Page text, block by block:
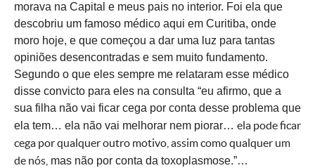
morava na Capital e meus pais no interior. Foi ela que
descobriu um famoso médico aqui em Curitiba, onde
moro hoje, e que começou a dar uma luz para tantas
opiniões desencontradas e sem muito fundamento.
Segundo o que eles sempre me relataram esse médico
disse convicto para eles na consulta “eu afirmo, que a
sua filha não vai ficar cega por conta desse problema que
ela tem… ela não vai melhorar nem piorar… ela pode ficar
cega por qualquer outro motivo, assim como qualquer um
de nós, mas não por conta da toxoplasmose.”…